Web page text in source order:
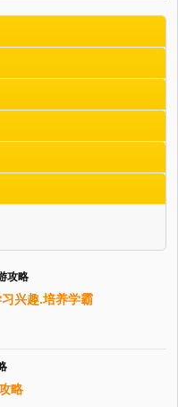
攻略
兴趣.培养学霸
略